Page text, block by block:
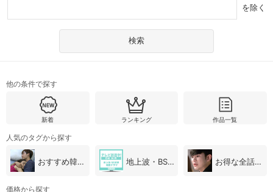
を除く
他の条件で探す
新着 ランキング 作品一覧
人気のタグから探す
おすすめ韓国ドラマ 地上波・BS放送（韓国ドラマ） お得な全話パック
価格から探す